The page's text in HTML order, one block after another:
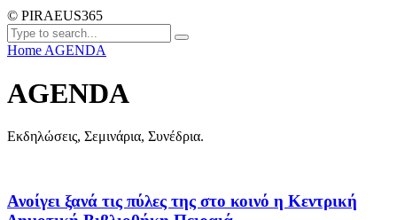
© PIRAEUS365
Home AGENDA
AGENDA
Εκδηλώσεις, Σεμινάρια, Συνέδρια.
Ανοίγει ξανά τις πύλες της στο κοινό η Κεντρική